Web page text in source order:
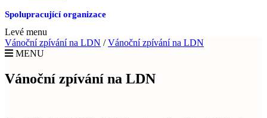
Spolupracující organizace
Levé menu
Vánoční zpívání na LDN /Vánoční zpívání na LDN
MENU
Vánoční zpívání na LDN